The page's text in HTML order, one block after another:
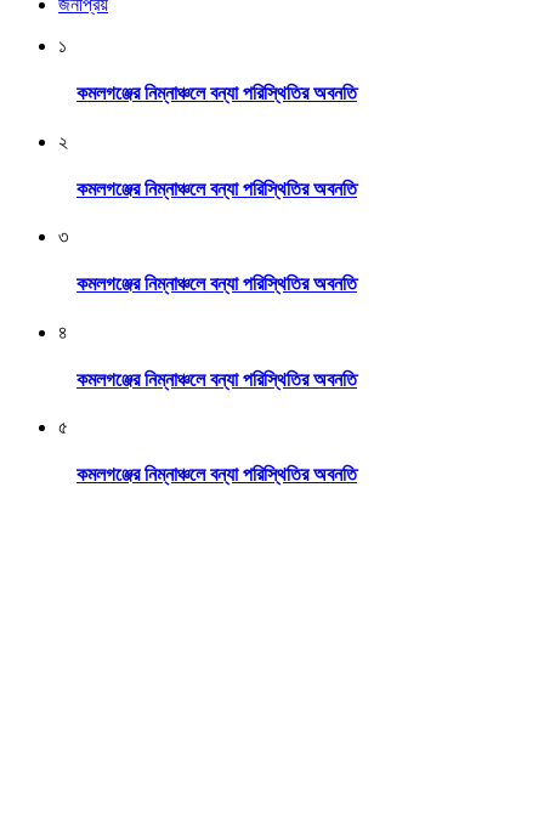
জনপ্রিয়
১
কমলগঞ্জের নিম্নাঞ্চলে বন্যা পরিস্থিতির অবনতি
২
কমলগঞ্জের নিম্নাঞ্চলে বন্যা পরিস্থিতির অবনতি
৩
কমলগঞ্জের নিম্নাঞ্চলে বন্যা পরিস্থিতির অবনতি
৪
কমলগঞ্জের নিম্নাঞ্চলে বন্যা পরিস্থিতির অবনতি
৫
কমলগঞ্জের নিম্নাঞ্চলে বন্যা পরিস্থিতির অবনতি